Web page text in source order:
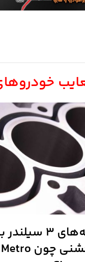
خودروهای ۳
اگرچه